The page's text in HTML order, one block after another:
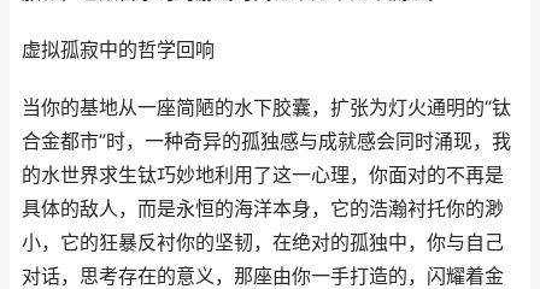
虚拟孤寂中的哲学回响
当你的基地从一座简陋的水下胶囊，扩张为灯火通明的“钛
合金都市”时，一种奇异的孤独感与成就感会同时涌现，我
的水世界求生钛巧妙地利用了这一心理，你面对的不再是
具体的敌人，而是永恒的海洋本身，它的浩瀚衬托你的渺
小，它的狂暴反衬你的坚韧，在绝对的孤独中，你与自己
对话，思考存在的意义，那座由你一手打造的，闪耀着金